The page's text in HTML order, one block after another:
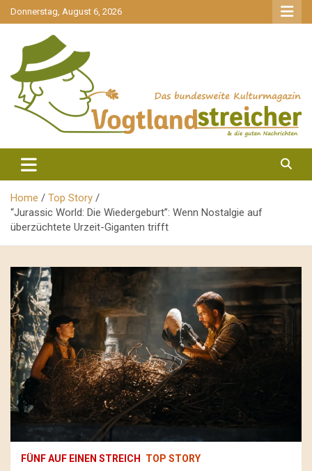
gehe
zum
Donnerstag, August 6, 2026
Vogtlandstreicher
Home
Top Story
“Jurassic World: Die Wiedergeburt”: Wenn Nostalgie auf
überzüchtete Urzeit-Giganten trifft
FÜNF AUF EINEN STREICH TOP STORY